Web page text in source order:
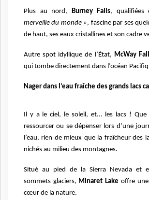
Plus au nord, Burney Falls, qualifiées
merveille du monde », fascine par ses
de haut, ses eaux cristallines et son cadre
Autre spot idyllique de l’État, McWay
qui tombe directement dans l’océan
Nager dans l’eau fraîche des grands lacs
Il y a le ciel, le soleil, et... les lacs !
ressourcer ou se dépenser lors d’une
l’eau, rien de mieux que la fraîcheur des
nichés au milieu des montagnes.
Situé au pied de la Sierra Nevada et
sommets glaciers, Minaret Lake offre
cœur de la nature.